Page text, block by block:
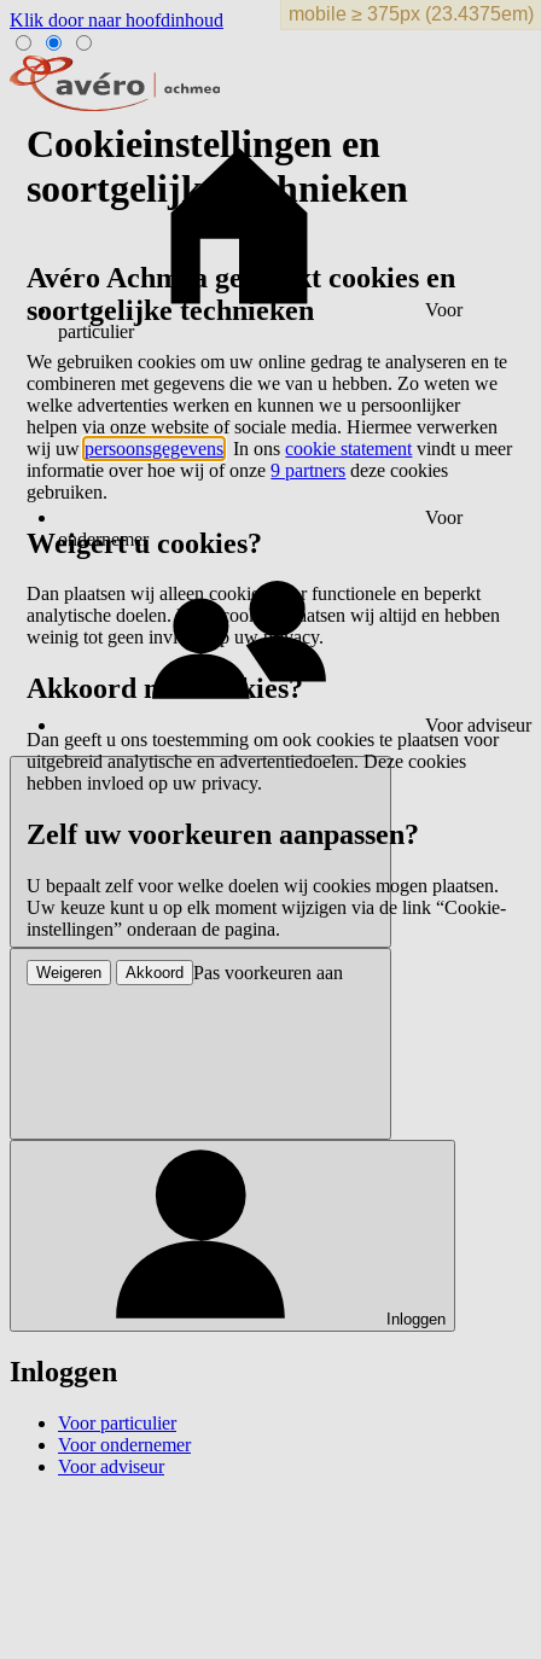
Klik door naar hoofdinhoud
Voor
particulier
Voor
ondernemer
Voor adviseur
Inloggen
Inloggen
Voor particulier
Voor ondernemer
Voor adviseur
Cookieinstellingen en
soortgelijke technieken
Avéro Achmea gebruikt cookies en
soortgelijke technieken
We gebruiken cookies om uw online gedrag te analyseren en te
combineren met gegevens die we van u hebben. Zo weten we
welke advertenties werken en kunnen we u persoonlijker
helpen via onze website of sociale media. Hiermee verwerken
wij uwpersoonsgegevens . In onscookie statement vindt u meer
informatie over hoe wij of onze9 partners deze cookies
gebruiken.
Weigert u cookies?
Dan plaatsen wij alleen cookies voor functionele en beperkt
analytische doelen. Deze cookies plaatsen wij altijd en hebben
weinig tot geen invloed op uw privacy.
Akkoord met cookies?
Dan geeft u ons toestemming om ook cookies te plaatsen voor
uitgebreid analytische en advertentiedoelen. Deze cookies
hebben invloed op uw privacy.
Zelf uw voorkeuren aanpassen?
U bepaalt zelf voor welke doelen wij cookies mogen plaatsen.
Uw keuze kunt u op elk moment wijzigen via de link “Cookie-
instellingen” onderaan de pagina.
Pas voorkeuren aan
Weigeren Akkoord